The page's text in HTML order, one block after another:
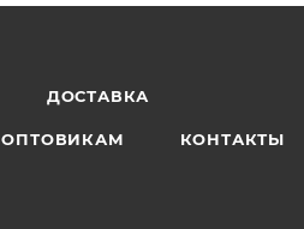
ДОСТАВКА
ОПТОВИКАМ КОНТАКТЫ